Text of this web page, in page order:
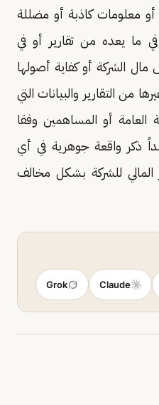
معلومات كاذبة أو مضللة
في ما يعده من تقارير أو في
الشركة أو كفاية أصولها
من التقارير والبيانات التي
العامة أو المساهمين وفقا
ذكر واقعة جوهرية في أي
للشركة بشكل مخالف
Claude
Grok